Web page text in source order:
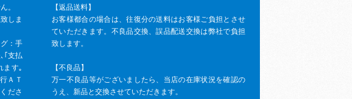
。
しま
：手
｢支払
ます｡
ＡＴ
ださ
【返品送料】
お客様都合の場合は、往復分の送料はお客様ご負担とさせ
ていただきます。不良品交換、誤品配送交換は弊社で負担
致します。
【不良品】
万一不良品等がございましたら、当店の在庫状況を確認の
うえ、新品と交換させていただきます。